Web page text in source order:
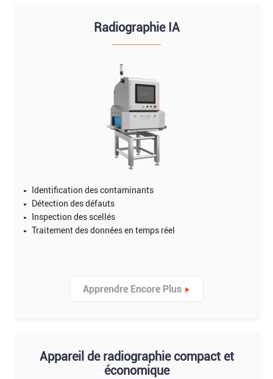
Radiographie IA
Identification des contaminants
Détection des défauts
Inspection des scellés
Traitement des données en temps réel
Apprendre Encore Plus
Appareil de radiographie compact et
économique